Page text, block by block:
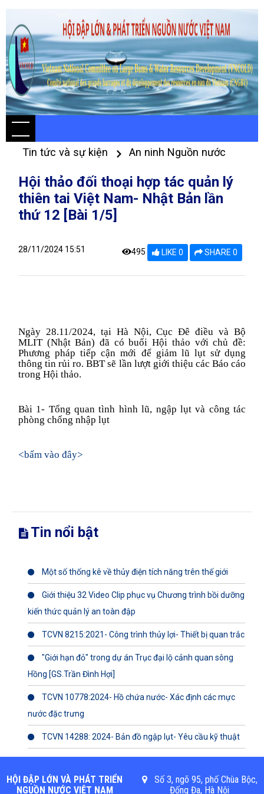
Tin tức và sự kiện An ninh Nguồn nước
Hội thảo đối thoại hợp tác quản lý
thiên tai Việt Nam- Nhật Bản lần
thứ 12 [Bài 1/5]
28/11/2024 15:51 495 LIKE 0 SHARE 0
Ngày 28.11/2024, tại Hà Nội, Cục Đê điều và Bộ
MLIT (Nhật Bản) đã có buổi Hội thảo với chủ đề:
Phương pháp tiếp cận mới để giảm lũ lụt sử dụng
thông tin rủi ro. BBT sẽ lần lượt giới thiệu các Báo cáo
trong Hội thảo.
Bài 1- Tổng quan tình hình lũ, ngập lụt và công tác
phòng chống nhập lụt
<bấm vào đây>
Tin nổi bật
Một số thống kê về thủy điện tích năng trên thế giới
Giới thiệu 32 Video Clip phục vụ Chương trình bồi dưỡng
kiến thức quản lý an toàn đập
TCVN 8215:2021- Công trình thủy lợi- Thiết bị quan trắc
"Giới hạn đỏ" trong dự án Trục đại lộ cảnh quan sông
Hồng [GS.Trần Đình Hợi]
TCVN 10778:2024- Hồ chứa nước- Xác định các mực
nước đặc trưng
TCVN 14288: 2024- Bản đồ ngập lụt- Yêu cầu kỹ thuật
HỘI ĐẬP LỚN VÀ PHÁT TRIỂN
NGUỒN NƯỚC VIỆT NAM
Số 3, ngõ 95, phố Chùa Bộc,
Đống Đa, Hà Nội